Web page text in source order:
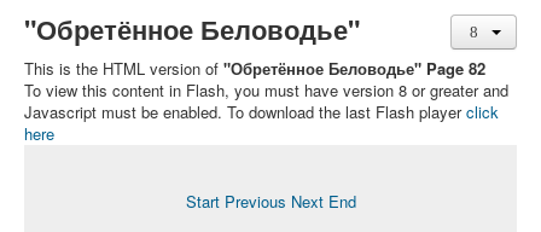
"Обретённое Беловодье"
This is the HTML version of "Обретённое Беловодье" Page 82
To view this content in Flash, you must have version 8 or greater and
Javascript must be enabled. To download the last Flash playerclick
here
Start Previous Next End